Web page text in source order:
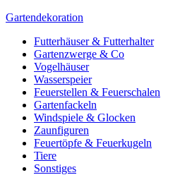
Gartendekoration
Futterhäuser & Futterhalter
Gartenzwerge & Co
Vogelhäuser
Wasserspeier
Feuerstellen & Feuerschalen
Gartenfackeln
Windspiele & Glocken
Zaunfiguren
Feuertöpfe & Feuerkugeln
Tiere
Sonstiges